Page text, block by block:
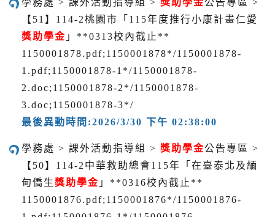
學務處 > 課外活動指導組 > 獎助學金公告專區 >
【51】114-2桃園市「115年度推行小康計畫仁愛
獎助學金 」**0313校內截止**
1150001878.pdf;1150001878*/1150001878-
1.pdf;1150001878-1*/1150001878-
2.doc;1150001878-2*/1150001878-
3.doc;1150001878-3*/
最後異動時間:2026/3/30 下午 02:38:00
學務處 > 課外活動指導組 > 獎助學金公告專區 >
【50】114-2中華救助總會115年「在臺泰北及緬
甸僑生獎助學金 」**0316校內截止**
1150001876.pdf;1150001876*/1150001876-